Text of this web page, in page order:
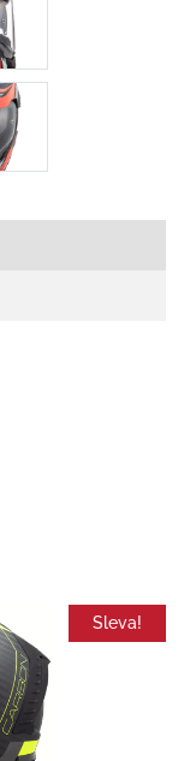
Sleva!